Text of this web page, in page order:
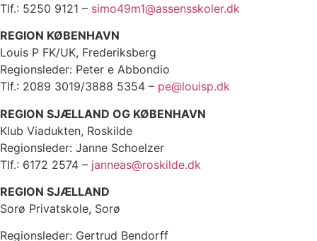
Tlf.: 5250 9121 – simo49m1@assensskoler.dk
REGION KØBENHAVN
Louis P FK/UK, Frederiksberg
Regionsleder: Peter e Abbondio
Tlf.: 2089 3019/3888 5354 – pe@louisp.dk
REGION SJÆLLAND OG KØBENHAVN
Klub Viadukten, Roskilde
Regionsleder: Janne Schoelzer
Tlf.: 6172 2574 – janneas@roskilde.dk
REGION SJÆLLAND
Sorø Privatskole, Sorø
Regionsleder: Gertrud Bendorff